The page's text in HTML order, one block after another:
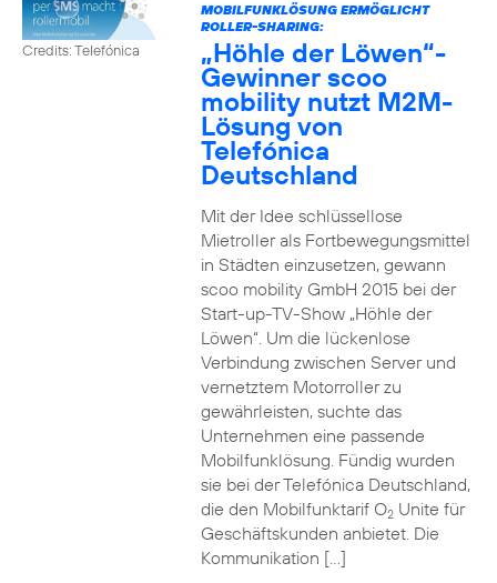
Credits: Telefónica
MOBILFUNKLÖSUNG ERMÖGLICHT
ROLLER-SHARING:
„Höhle der Löwen“-
Gewinner scoo
mobility nutzt M2M-
Lösung von
Telefónica
Deutschland
Mit der Idee schlüssellose
Mietroller als Fortbewegungsmittel
in Städten einzusetzen, gewann
scoo mobility GmbH 2015 bei der
Start-up-TV-Show „Höhle der
Löwen“. Um die lückenlose
Verbindung zwischen Server und
vernetztem Motorroller zu
gewährleisten, suchte das
Unternehmen eine passende
Mobilfunklösung. Fündig wurden
sie bei der Telefónica Deutschland,
die den Mobilfunktarif O2Unite für
Geschäftskunden anbietet. Die
Kommunikation […]